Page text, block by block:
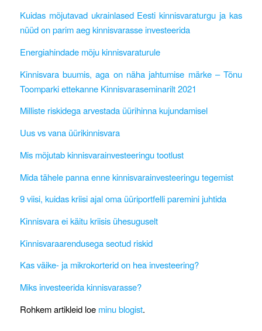
Kuidas mõjutavad ukrainlased Eesti kinnisvaraturgu ja kas
nüüd on parim aeg kinnisvarasse investeerida
Energiahindade mõju kinnisvaraturule
Kinnisvara buumis, aga on näha jahtumise märke – Tõnu
Toomparki ettekanne Kinnisvaraseminarilt 2021
Milliste riskidega arvestada üürihinna kujundamisel
Uus vs vana üürikinnisvara
Mis mõjutab kinnisvarainvesteeringu tootlust
Mida tähele panna enne kinnisvarainvesteeringu tegemist
9 viisi, kuidas kriisi ajal oma üüriportfelli paremini juhtida
Kinnisvara ei käitu kriisis ühesuguselt
Kinnisvaraarendusega seotud riskid
Kas väike- ja mikrokorterid on hea investeering?
Miks investeerida kinnisvarasse?
Rohkem artikleid loe minu blogist.